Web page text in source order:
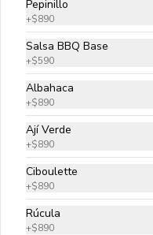
Pepinillo
+$890
Salsa BBQ Base
+$590
Albahaca
+$890
Ají Verde
+$890
Ciboulette
+$890
Rúcula
+$890